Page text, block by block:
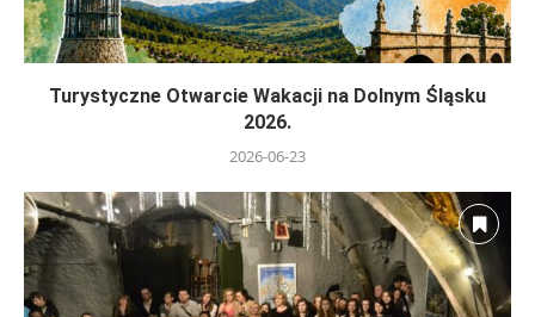
Turystyczne Otwarcie Wakacji na Dolnym Śląsku
2026.
2026-06-23